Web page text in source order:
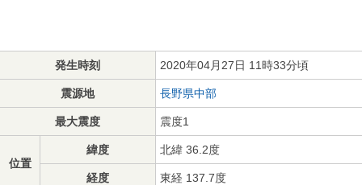
発生時刻 2020年04月27日 11時33分頃
震源地 長野県中部
最大震度 震度1
位置
緯度 北緯 36.2度
経度 東経 137.7度